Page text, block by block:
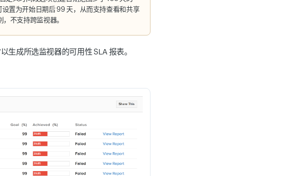
置为开始日期后 99 天，从而支持查看和共享
，不支持跨监视器。
生成所选监视器的可用性 SLA 报表。